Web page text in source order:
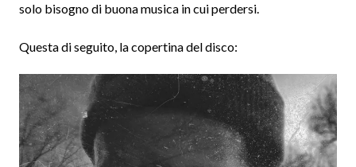
solo bisogno di buona musica in cui perdersi.
Questa di seguito, la copertina del disco: